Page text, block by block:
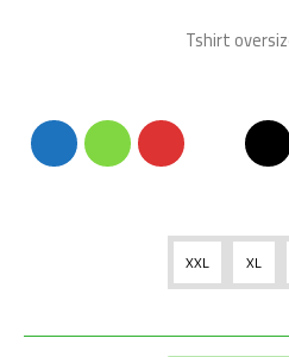
XL
XXL